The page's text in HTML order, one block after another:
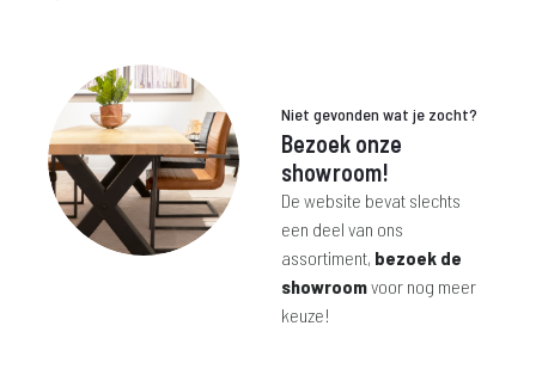
Niet gevonden wat je zocht?
Bezoek onze
showroom!
De website bevat slechts
een deel van ons
assortiment, bezoek de
showroomvoor nog meer
keuze!